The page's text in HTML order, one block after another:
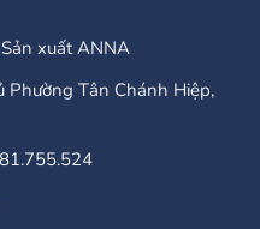
xuất ANNA
Tân Chánh Hiệp,